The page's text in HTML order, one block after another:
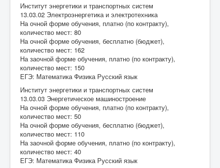
Институт энергетики и транспортных систем
13.03.02 Электроэнергетика и электротехника
На очной форме обучения, платно (по контракту),
количество мест: 80
На очной форме обучения, бесплатно (бюджет),
количество мест: 162
На заочной форме обучения, платно (по контракту),
количество мест: 150
ЕГЭ: Математика Физика Русский язык
Институт энергетики и транспортных систем
13.03.03 Энергетическое машиностроение
На очной форме обучения, платно (по контракту),
количество мест: 50
На очной форме обучения, бесплатно (бюджет),
количество мест: 110
На заочной форме обучения, платно (по контракту),
количество мест: 40
ЕГЭ: Математика Физика Русский язык